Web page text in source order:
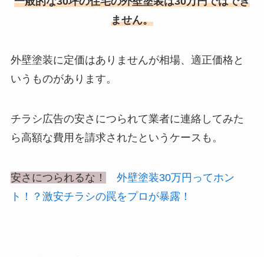
ません。
外壁塗装に定価はありませんが相場、適正価格と
いうものがあります。
チラシ広告の安さにつられて業者に連絡してみた
ら 高額な費用を請求された というケースも。
安さにつられるな！
外壁塗装30万円ってホン
ト！？激安チラシの罠をプロが暴露！